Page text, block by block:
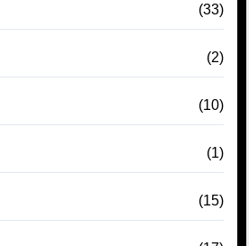
(33)
(2)
(10)
(1)
(15)